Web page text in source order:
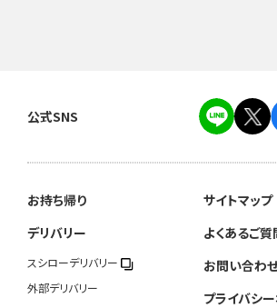
公式SNS
お持ち帰り
デリバリー
スシローデリバリー
外部デリバリー
サイトマップ
よくあるご質
お問い合わ
プライバシ